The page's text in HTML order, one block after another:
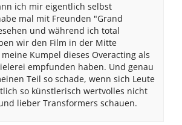
ich mir eigentlich selbst
mal mit Freunden "Grand
und während ich total
wir den Film in der Mitte
Kumpel dieses Overacting als
empfunden haben. Und genau
Teil so schade, wenn sich Leute
so künstlerisch wertvolles nicht
lieber Transformers schauen.